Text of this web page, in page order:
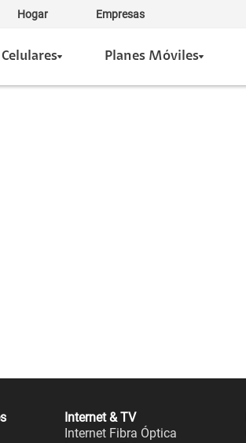
Hogar Empresas
Celulares Planes Móviles
Internet & TV
Internet Fibra Óptica